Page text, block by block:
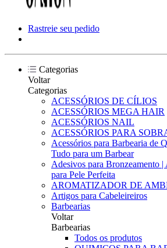
Rastreie seu pedido
Categorias
Voltar
Categorias
ACESSÓRIOS DE CÍLIOS
ACESSÓRIOS MEGA HAIR
ACESSÓRIOS NAIL
ACESSÓRIOS PARA
Acessórios para Barbearia de
Tudo para um Barbear
Adesivos para Bronzeamento |
para Pele Perfeita
AROMATIZADOR DE
Artigos para Cabeleireiros
Barbearias
Voltar
Barbearias
Todos os produtos